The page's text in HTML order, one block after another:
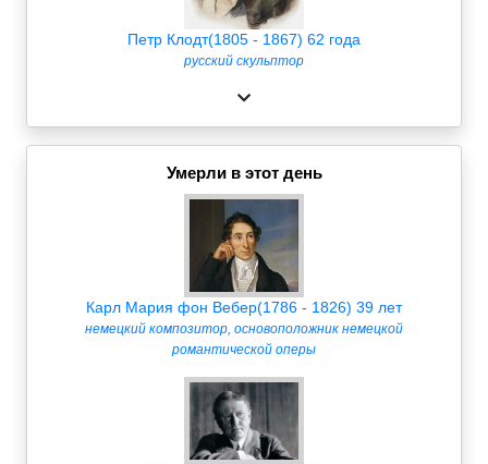
Петр Клодт(1805 - 1867) 62 года
русский скульптор
Умерли в этот день
Карл Мария фон Вебер(1786 - 1826) 39 лет
немецкий композитор, основоположник немецкой
романтической оперы